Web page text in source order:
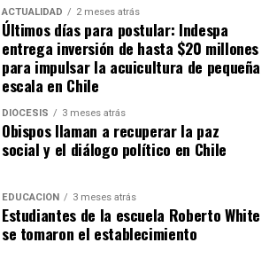
ACTUALIDAD 2 meses atrás
Últimos días para postular: Indespa
entrega inversión de hasta $20 millones
para impulsar la acuicultura de pequeña
escala en Chile
DIÓCESIS 3 meses atrás
Obispos llaman a recuperar la paz
social y el diálogo político en Chile
EDUCACIÓN 3 meses atrás
Estudiantes de la escuela Roberto White
se tomaron el establecimiento